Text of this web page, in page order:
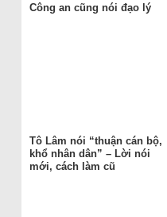
Công an cũng nói đạo lý
Tô Lâm nói “thuận cán bộ,
khổ nhân dân” – Lời nói
mới, cách làm cũ